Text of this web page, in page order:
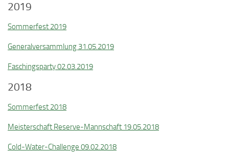
2019
Sommerfest 2019
Generalversammlung 31.05.2019
Faschingsparty 02.03.2019
2018
Sommerfest 2018
Meisterschaft Reserve-Mannschaft 19.05.2018
Cold-Water-Challenge 09.02.2018